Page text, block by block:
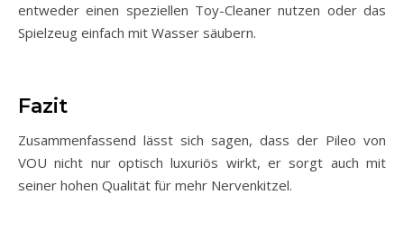
entweder einen speziellen Toy-Cleaner nutzen oder das
Spielzeug einfach mit Wasser säubern.
Fazit
Zusammenfassend lässt sich sagen, dass der Pileo von
VOU nicht nur optisch luxuriös wirkt, er sorgt auch mit
seiner hohen Qualität für mehr Nervenkitzel.